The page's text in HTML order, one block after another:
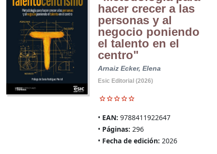
hacer crecer a las
personas y al
negocio poniendo
el talento en el
centro"
Arnaiz Ecker, Elena
Esic Editorial (2026)
EAN: 9788411922647
Páginas: 296
Fecha de edición: 2026